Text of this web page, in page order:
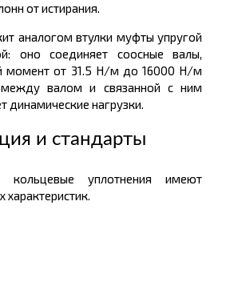
от истирания.
аналогом втулки муфты упругой
оно соединяет соосные валы,
момент от 31.5 Н/м до 16000 Н/м
валом и связанной с ним
динамические нагрузки.
и стандарты
кольцевые уплотнения имеют
характеристик.